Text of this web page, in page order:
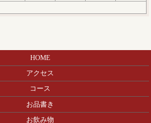
HOME
アクセス
コース
お品書き
お飲み物